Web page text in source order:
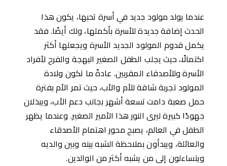
عندما يولد مولود جديد في أسرة تحبها، يكون هذا
الحدث إضافة جديدة للأسرة بأكملها، ولك أيضًا. فقد
يكمل قدوم المولود الجديد الأسرة ويجعلها أكثر
اكتمالًا، حيث يجلب الطفل الصغير البهجة والفرح لأفراد
الأسرة وللأصدقاء المقربين. عادةً ما تكون ولادة
المولود تجربة شاقة للأم والأب، حيث تمر الأم بفترة
حمل صعبة دامت تسعة أشهر بجانب دعم الأب، ويبذلان
جهودًا كبيرة ليرى النور هذا الأمير الصغير. وعندما يظهر
الطفل في العالم، يصبح محور اهتمام الأصدقاء
والعائلة، ويبدأون بملاحظة الشبه بينه وبين والديه
ويتساءلون إلى من يشبه أكثر من الوالدين.